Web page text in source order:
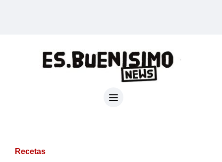
Recetas